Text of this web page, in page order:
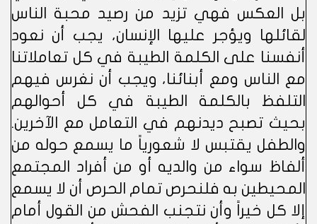
بل العكس فهي تزيد من رصيد محبة الناس
لقائلها ويؤجر عليها الإنسان، يجب أن نعود
أنفسنا على الكلمة الطيبة في كل تعاملاتنا
مع الناس ومع أبنائنا، ويجب أن نغرس فيهم
التلفظ بالكلمة الطيبة في كل أحوالهم
بحيث تصبح ديدنهم في التعامل مع الآخرين.
والطفل يقتبس لا شعورياً ما يسمع حوله من
ألفاظ سواء من والديه أو من أفراد المجتمع
المحيطين به فلنحرص تمام الحرص أن لا يسمع
إلا كل خيراً وأن نتجنب الفحش من القول أمام